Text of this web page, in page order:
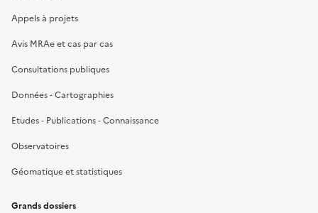
Appels à projets
Avis MRAe et cas par cas
Consultations publiques
Données - Cartographies
Etudes - Publications - Connaissance
Observatoires
Géomatique et statistiques
Grands dossiers